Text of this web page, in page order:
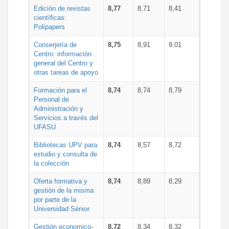
Edición de revistas
científicas:
Polipapers
8,77 8,71 8,41
Conserjería de
Centro: información
general del Centro y
otras tareas de apoyo
8,75 8,91 9,01
Formación para el
Personal de
Administración y
Servicios a través del
UFASU
8,74 8,74 8,79
Bibliotecas UPV para
estudio y consulta de
la colección
8,74 8,57 8,72
Oferta formativa y
gestión de la misma
por parte de la
Universidad Sénior
8,74 8,89 8,29
Gestión economico- 8,72 8,34 8,32